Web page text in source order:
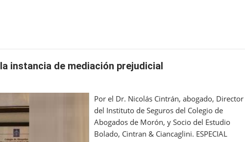
instancia de mediación prejudicial
Por el Dr. Nicolás Cintrán, abogado, Director
del Instituto de Seguros del Colegio de
Abogados de Morón, y Socio del Estudio
Bolado, Cintran & Ciancaglini. ESPECIAL